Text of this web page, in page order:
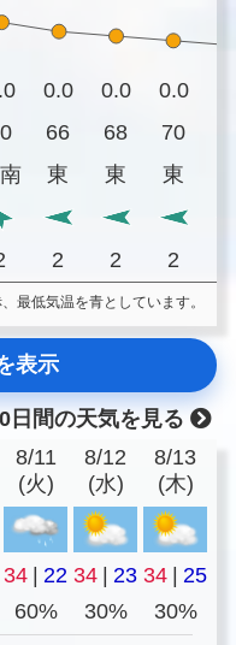
0.0 0.0 0.0
66 68 70
東 東 東
2 2 2
最低気温を青としています。
表示
日間の天気を見る
8/11
(火)
8/12
(水)
8/13
(木)
34 | 22 34 | 23 34 | 25
60% 30% 30%